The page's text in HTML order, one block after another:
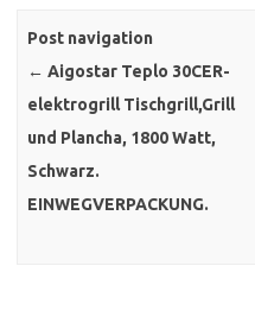
Post navigation
← Aigostar Teplo 30CER-
elektrogrill Tischgrill,Grill
und Plancha, 1800 Watt,
Schwarz.
EINWEGVERPACKUNG.